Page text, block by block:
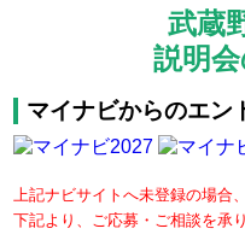
武蔵
説明
マイナビからのエン
上記ナビサイトへ未登録の場合
下記より、ご応募・ご相談を承